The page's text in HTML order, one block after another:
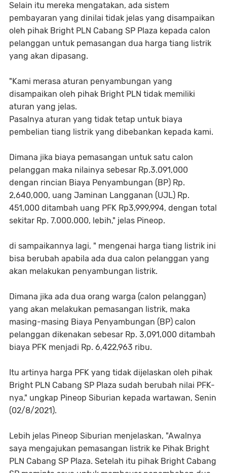
Selain itu mereka mengatakan, ada sistem
pembayaran yang dinilai tidak jelas yang disampaikan
oleh pihak Bright PLN Cabang SP Plaza kepada calon
pelanggan untuk pemasangan dua harga tiang listrik
yang akan dipasang.
"Kami merasa aturan penyambungan yang
disampaikan oleh pihak Bright PLN tidak memiliki
aturan yang jelas.
Pasalnya aturan yang tidak tetap untuk biaya
pembelian tiang listrik yang dibebankan kepada kami.
Dimana jika biaya pemasangan untuk satu calon
pelanggan maka nilainya sebesar Rp.3.091,000
dengan rincian Biaya Penyambungan (BP) Rp.
2,640,000, uang Jaminan Langganan (UJL) Rp.
451,000 ditambah uang PFK Rp3,999,994, dengan total
sekitar Rp. 7.000.000, lebih," jelas Pineop.
di sampaikannya lagi, " mengenai harga tiang listrik ini
bisa berubah apabila ada dua calon pelanggan yang
akan melakukan penyambungan listrik.
Dimana jika ada dua orang warga (calon pelanggan)
yang akan melakukan pemasangan listrik, maka
masing-masing Biaya Penyambungan (BP) calon
pelanggan dikenakan sebesar Rp. 3,091,000 ditambah
biaya PFK menjadi Rp. 6,422,963 ribu.
Itu artinya harga PFK yang tidak dijelaskan oleh pihak
Bright PLN Cabang SP Plaza sudah berubah nilai PFK-
nya," ungkap Pineop Siburian kepada wartawan, Senin
(02/8/2021).
Lebih jelas Pineop Siburian menjelaskan, "Awalnya
saya mengajukan pemasangan listrik ke Pihak Bright
PLN Cabang SP Plaza. Setelah itu pihak Bright Cabang